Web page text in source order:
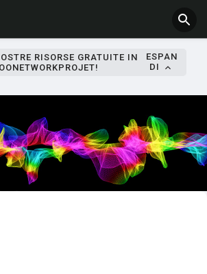
RISORSE GRATUITE IN
ESPAN
DI